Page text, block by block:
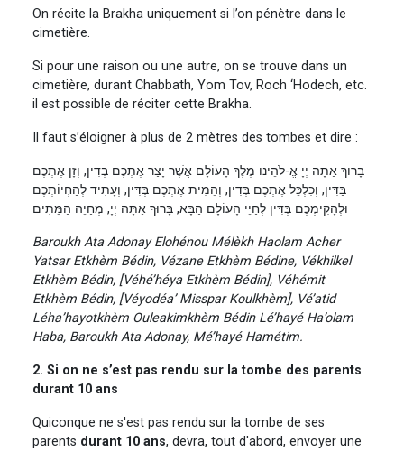
On récite la Brakha uniquement si l’on pénètre dans le
cimetière.
Si pour une raison ou une autre, on se trouve dans un
cimetière, durant Chabbath, Yom Tov, Roch ‘Hodech, etc.
il est possible de réciter cette Brakha.
Il faut s’éloigner à plus de 2 mètres des tombes et dire :
בָּרוּךְ אַתָּה יְיָ אֱ-לֹהֵינוּ מֶלֶךְ הָעוֹלָם אֲשֶׁר יָצַר אֶתְכֶם בְּדִּין, וְזָן אֶתְכֶם
בַּדִּין, וְכִלְכֵּל אֶתְכֶם בְּדִין, וְהֵמִית אֶתְכֶם בְּדִּין, וְעָתִיד לְהַחְיוֹתְכֶם
וּלְהָקִימְכֶם בְּדִּין לְחַיֵּי הָעוֹלָם הַבָּא, בָּרוּךְ אַתָּה יְיָ, מְחַיֵּה הַמֵּתִים
Baroukh Ata Adonay Elohénou Mélèkh Haolam Acher
Yatsar Etkhèm Bédin, Vézane Etkhèm Bédine, Vékhilkel
Etkhèm Bédin, [Véhé’héya Etkhèm Bédin], Véhémit
Etkhèm Bédin, [Véyodéa’ Misspar Koulkhèm], Vé’atid
Léha’hayotkhèm Ouleakimkhèm Bédin Lé’hayé Ha’olam
Haba, Baroukh Ata Adonay, Mé’hayé Hamétim.
2. Si on ne s’est pas rendu sur la tombe des parents
durant 10 ans
Quiconque ne s'est pas rendu sur la tombe de ses
parents durant 10 ans, devra, tout d'abord, envoyer une